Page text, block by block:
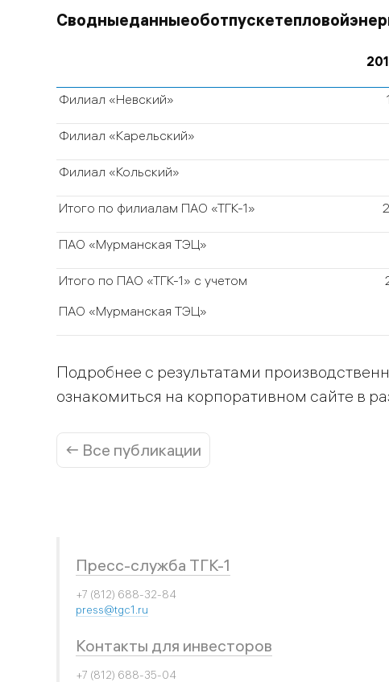
Сводныеданныеоботпускетепловой
Филиал «Невский»
Филиал «Карельский»
Филиал «Кольский»
Итого по филиалам ПАО «ТГК-1»
ПАО «Мурманская ТЭЦ»
Итого по ПАО «ТГК-1» с учетом
ПАО «Мурманская ТЭЦ»
Подробнее с результатами
ознакомиться на корпоративном сайте в
← Все публикации
Пресс-служба ТГК-1
+7 (812) 688-32-84
press@tgc1.ru
Контакты для инвесторов
+7 (812) 688-35-04